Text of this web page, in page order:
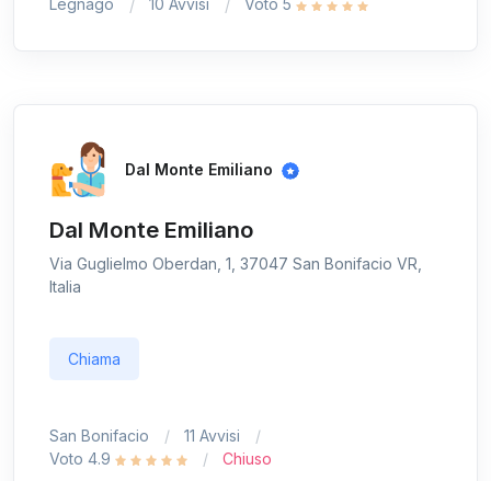
Legnago 10 Avvisi Voto 5
Dal Monte Emiliano
Dal Monte Emiliano
Via Guglielmo Oberdan, 1, 37047 San Bonifacio VR,
Italia
Chiama
San Bonifacio
11 Avvisi
Voto 4.9
Chiuso